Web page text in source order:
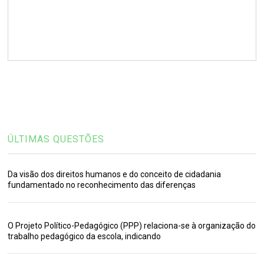
ÚLTIMAS QUESTÕES
Da visão dos direitos humanos e do conceito de cidadania
fundamentado no reconhecimento das diferenças
O Projeto Político-Pedagógico (PPP) relaciona-se à organização do
trabalho pedagógico da escola, indicando